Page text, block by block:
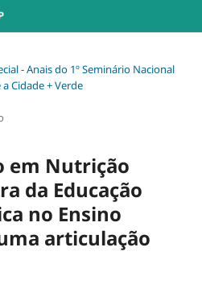
- Anais do 1º Seminário Nacional
Cidade + Verde
em Nutrição
da Educação
no Ensino
articulação